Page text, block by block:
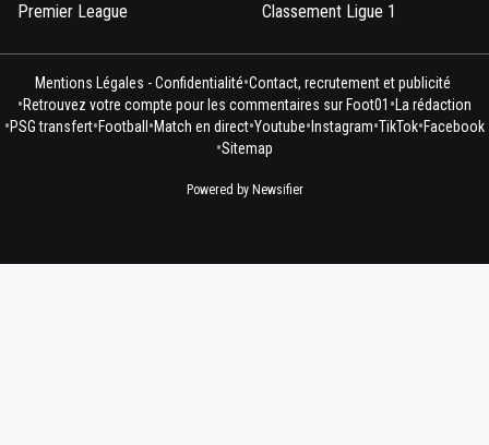
Premier League
Classement Ligue 1
Mentions Légales - Confidentialité•Contact, recrutement et publicité
•Retrouvez votre compte pour les commentaires sur Foot01 • La rédaction
•PSG transfert•Football •Match en direct•Youtube• Instagram•TikTok•Facebook
•Sitemap
Powered by Newsifier